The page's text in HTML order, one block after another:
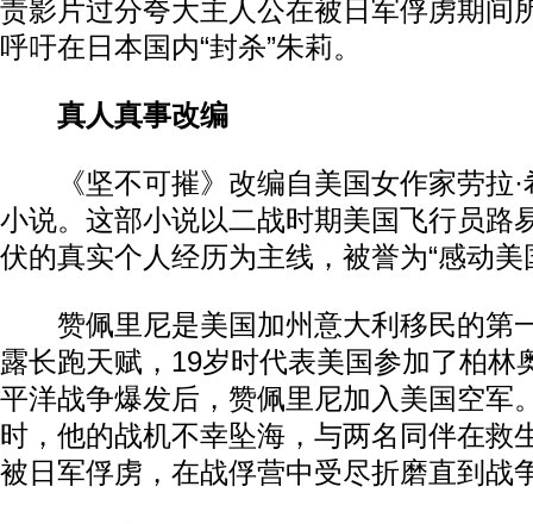
责影片过分夸大主人公在被日军俘虏期间
呼吁在日本国内“封杀”朱莉。
真人真事改编
《坚不可摧》改编自美国女作家劳拉·
小说。这部小说以二战时期美国飞行员路
伏的真实个人经历为主线，被誉为“感动美
赞佩里尼是美国加州意大利移民的第
露长跑天赋，19岁时代表美国参加了柏林
平洋战争爆发后，赞佩里尼加入美国空军
时，他的战机不幸坠海，与两名同伴在救
被日军俘虏，在战俘营中受尽折磨直到战